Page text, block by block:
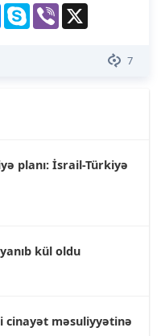
Messenger
Skype Viber
7
planı: İsrail-Türkiyə
kül oldu
cinayət məsuliyyətinə